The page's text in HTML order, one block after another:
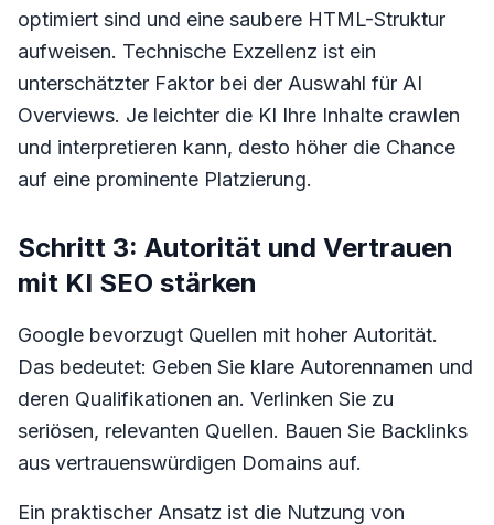
optimiert sind und eine saubere HTML-Struktur
aufweisen. Technische Exzellenz ist ein
unterschätzter Faktor bei der Auswahl für AI
Overviews. Je leichter die KI Ihre Inhalte crawlen
und interpretieren kann, desto höher die Chance
auf eine prominente Platzierung.
Schritt 3: Autorität und Vertrauen
mit KI SEO stärken
Google bevorzugt Quellen mit hoher Autorität.
Das bedeutet: Geben Sie klare Autorennamen und
deren Qualifikationen an. Verlinken Sie zu
seriösen, relevanten Quellen. Bauen Sie Backlinks
aus vertrauenswürdigen Domains auf.
Ein praktischer Ansatz ist die Nutzung von